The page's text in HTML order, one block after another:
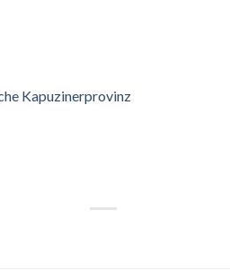
Kapuzinerprovinz